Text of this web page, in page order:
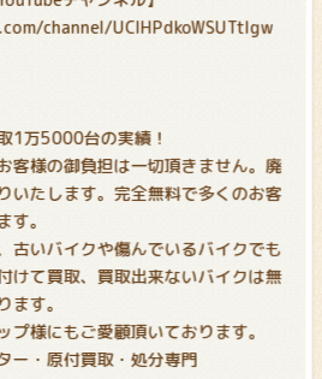
channel/UCIHPdkoWSUTtIgw
1万5000台の実績！
客様の御負担は一切頂きません。廃
いたします。完全無料で多くのお客
。
古いバイクや傷んでいるバイクでも
けて買取、買取出来ないバイクは無
ます。
プ様にもご愛顧頂いております。
ー・原付買取・処分専門